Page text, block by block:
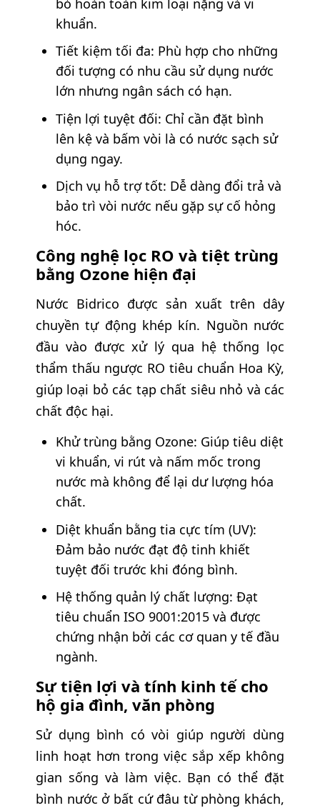
khuẩn.
Tiết kiệm tối đa: Phù hợp cho những
đối tượng có nhu cầu sử dụng nước
lớn nhưng ngân sách có hạn.
Tiện lợi tuyệt đối: Chỉ cần đặt bình
lên kệ và bấm vòi là có nước sạch sử
dụng ngay.
Dịch vụ hỗ trợ tốt: Dễ dàng đổi trả và
bảo trì vòi nước nếu gặp sự cố hỏng
hóc.
Công nghệ lọc RO và tiệt trùng
bằng Ozone hiện đại
Nước Bidrico được sản xuất trên dây
chuyền tự động khép kín. Nguồn nước
đầu vào được xử lý qua hệ thống lọc
thẩm thấu ngược RO tiêu chuẩn Hoa Kỳ,
giúp loại bỏ các tạp chất siêu nhỏ và các
chất độc hại.
Khử trùng bằng Ozone: Giúp tiêu diệt
vi khuẩn, vi rút và nấm mốc trong
nước mà không để lại dư lượng hóa
chất.
Diệt khuẩn bằng tia cực tím (UV):
Đảm bảo nước đạt độ tinh khiết
tuyệt đối trước khi đóng bình.
Hệ thống quản lý chất lượng: Đạt
tiêu chuẩn ISO 9001:2015 và được
chứng nhận bởi các cơ quan y tế đầu
ngành.
Sự tiện lợi và tính kinh tế cho
hộ gia đình, văn phòng
Sử dụng bình có vòi giúp người dùng
linh hoạt hơn trong việc sắp xếp không
gian sống và làm việc. Bạn có thể đặt
bình nước ở bất cứ đâu từ phòng khách,